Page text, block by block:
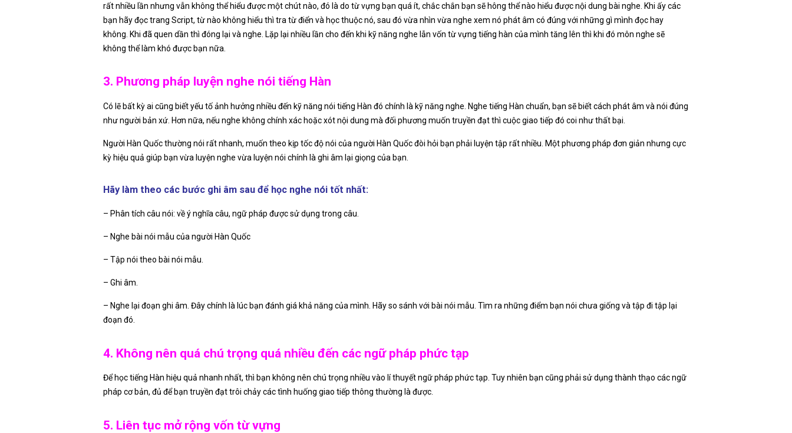
rất nhiều lần nhưng vẫn không thể hiểu được một chút nào, đó là do từ vựng bạn quá ít, chắc chắn bạn sẽ hông thể nào hiểu được nội dung bài nghe. Khi ấy các
bạn hãy đọc trang Script, từ nào không hiểu thì tra từ điển và học thuộc nó, sau đó vừa nhìn vừa nghe xem nó phát âm có đúng với những gì mình đọc hay
không. Khi đã quen dần thì đóng lại và nghe. Lặp lại nhiều lần cho đến khi kỹ năng nghe lẫn vốn từ vựng tiếng hàn của mình tăng lên thì khi đó môn nghe sẽ
không thể làm khó được bạn nữa.
3. Phương pháp luyện nghe nói tiếng Hàn
Có lẽ bất kỳ ai cũng biết yếu tố ảnh hưởng nhiều đến kỹ năng nói tiếng Hàn đó chính là kỹ năng nghe. Nghe tiếng Hàn chuẩn, bạn sẽ biết cách phát âm và nói đúng
như người bản xứ. Hơn nữa, nếu nghe không chính xác hoặc xót nội dung mà đối phương muốn truyền đạt thì cuộc giao tiếp đó coi như thất bại.
Người Hàn Quốc thường nói rất nhanh, muốn theo kịp tốc độ nói của người Hàn Quốc đòi hỏi bạn phải luyện tập rất nhiều. Một phương pháp đơn giản nhưng cực
kỳ hiệu quả giúp bạn vừa luyện nghe vừa luyện nói chính là ghi âm lại giọng của bạn.
Hãy làm theo các bước ghi âm sau để học nghe nói tốt nhất:
– Phân tích câu nói: về ý nghĩa câu, ngữ pháp được sử dụng trong câu.
– Nghe bài nói mẫu của người Hàn Quốc
– Tập nói theo bài nói mẫu.
– Ghi âm.
– Nghe lại đoạn ghi âm. Đây chính là lúc bạn đánh giá khả năng của mình. Hãy so sánh với bài nói mẫu. Tìm ra những điểm bạn nói chưa giống và tập đi tập lại
đoạn đó.
4. Không nên quá chú trọng quá nhiều đến các ngữ pháp phức tạp
Để học tiếng Hàn hiệu quả nhanh nhất, thì bạn không nên chú trọng nhiều vào lí thuyết ngữ pháp phức tạp. Tuy nhiên bạn cũng phải sử dụng thành thạo các ngữ
pháp cơ bản, đủ để bạn truyền đạt trôi chảy các tình huống giao tiếp thông thường là được.
5. Liên tục mở rộng vốn từ vựng